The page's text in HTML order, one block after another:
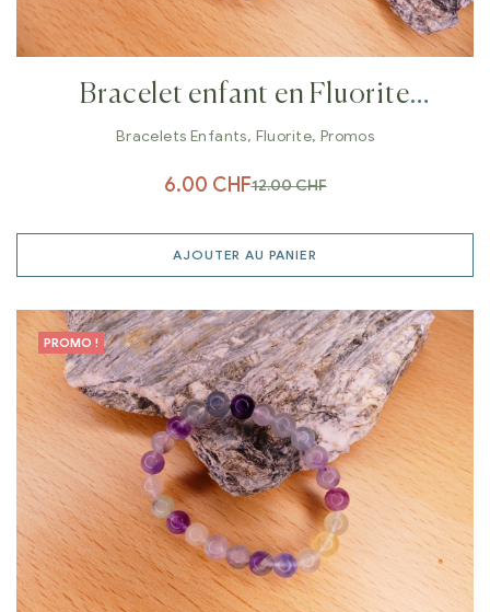
Bracelet enfant en Fluorite
multicolore 6 mm
Bracelets Enfants, Fluorite, Promos
12.00CHF
6.00 CHF
AJOUTER AU PANIER
PROMO !